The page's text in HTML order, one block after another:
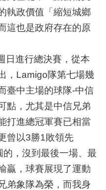
執政價值「縮短城鄉
這也是政府存在的原
日進行總決賽，從本
，Lamigo隊第七場幾
臺中主場的球隊-中信
點，尤其是中信兄弟
打進總冠軍賽已相當
曾以3勝1敗領先
，沒到最後一場、最
贏，球賽展現了運動
弟象隊為榮，而我身